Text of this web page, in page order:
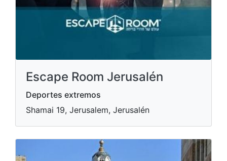
Escape Room Jerusalén
Deportes extremos
Shamai 19, Jerusalem, Jerusalén